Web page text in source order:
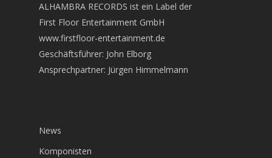
ALHAMBRA RECORDS ist ein Label der
First Floor Entertainment GmbH
www.firstfloor-entertainment.de
Geschäftsführer: John Elborg
Ansprechpartner: Jürgen Himmelmann
News
Komponisten